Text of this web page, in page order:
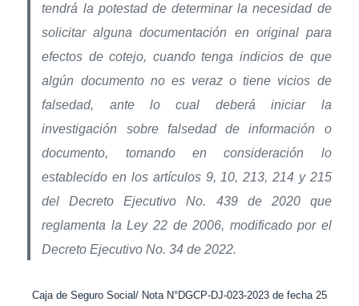
tendrá la potestad de determinar la necesidad de
solicitar alguna documentación en original para
efectos de cotejo, cuando tenga indicios de que
algún documento no es veraz o tiene vicios de
falsedad, ante lo cual deberá iniciar la
investigación sobre falsedad de información o
documento, tomando en consideración lo
establecido en los artículos 9, 10, 213, 214 y 215
del Decreto Ejecutivo No. 439 de 2020 que
reglamenta la Ley 22 de 2006, modificado por el
Decreto Ejecutivo No. 34 de 2022.
Caja de Seguro Social/ Nota N°DGCP-DJ-023-2023 de fecha 25